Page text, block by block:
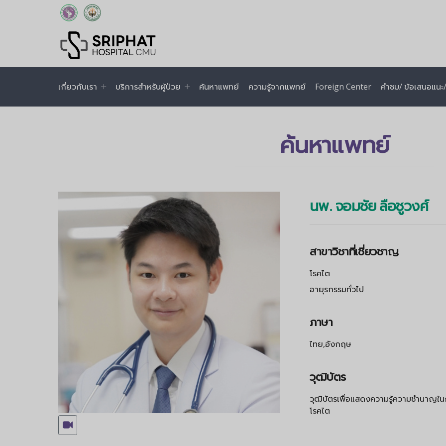
เกี่ยวกับเรา บริการสำหรับผู้ป่วย ค้นหาแพทย์ ความรู้จากแพทย์ Foreign Center คำชม/ ข้อเสนอแน
ค้นหาแพทย์
นพ. จอมชัย ลือชูวงศ์
สาขาวิชาที่เชี่ยวชาญ
โรคไต
อายุรกรรมทั่วไป
ภาษา
ไทย,อังกฤษ
วุฒิบัตร
วุฒิบัตรเพื่อแสดงความรู้ความชำนาญใน
โรคไต